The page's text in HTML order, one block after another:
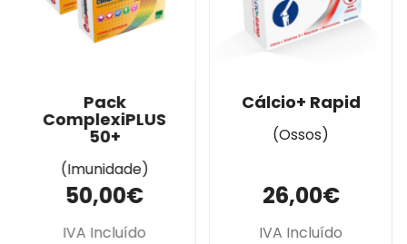
Pack
ComplexiPLUS
50+
(Imunidade)
50,00€
IVA Incluído
Cálcio+ Rapid
(Ossos)
26,00€
IVA Incluído